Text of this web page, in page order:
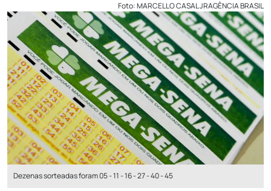
Foto: MARCELLO CASAL JRAGÊNCIA BRASIL
Dezenas sorteadas foram 05 - 11 - 16 - 27 - 40 - 45